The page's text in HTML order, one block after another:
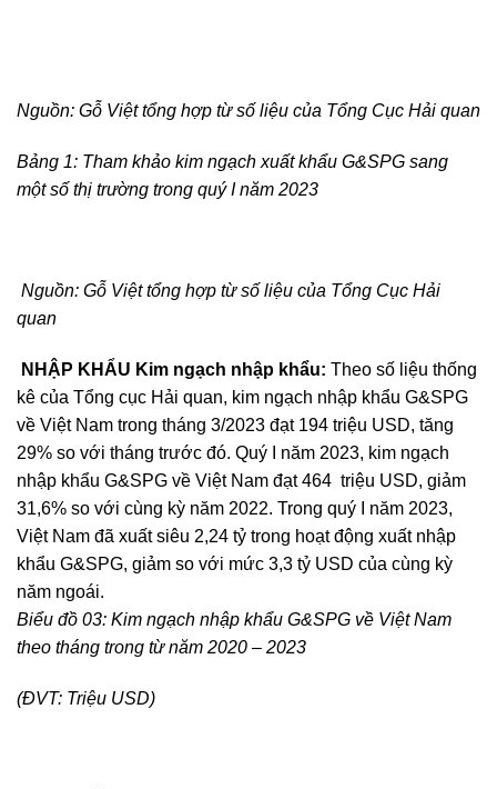
Nguồn: Gỗ Việt tổng hợp từ số liệu của Tổng Cục Hải quan
Bảng 1: Tham khảo kim ngạch xuất khẩu G&SPG sang
một số thị trường trong quý I năm 2023
Nguồn: Gỗ Việt tổng hợp từ số liệu của Tổng Cục Hải
quan
NHẬP KHẨU Kim ngạch nhập khẩu: Theo số liệu thống
kê của Tổng cục Hải quan, kim ngạch nhập khẩu G&SPG
về Việt Nam trong tháng 3/2023 đạt 194 triệu USD, tăng
29% so với tháng trước đó. Quý I năm 2023, kim ngạch
nhập khẩu G&SPG về Việt Nam đạt 464 triệu USD, giảm
31,6% so với cùng kỳ năm 2022. Trong quý I năm 2023,
Việt Nam đã xuất siêu 2,24 tỷ trong hoạt động xuất nhập
khẩu G&SPG, giảm so với mức 3,3 tỷ USD của cùng kỳ
năm ngoái.
Biểu đồ 03: Kim ngạch nhập khẩu G&SPG về Việt Nam
theo tháng trong từ năm 2020 – 2023
(ĐVT: Triệu USD)